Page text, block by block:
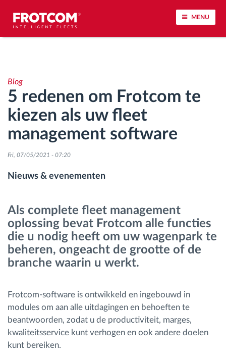
MENU
Rijgedrag analyse
Controle van rijtijden
Personeelsbeheer
Brandstofbeheer
Routeplanning en -monitoring
Ontdek alle functies
Blog
5 redenen om Frotcom te
kiezen als uw fleet
management software
Fri, 07/05/2021 - 07:20
Nieuws & evenementen
Als complete fleet management
oplossing bevat Frotcom alle functies
die u nodig heeft om uw wagenpark te
beheren, ongeacht de grootte of de
branche waarin u werkt.
Frotcom-software is ontwikkeld en ingebouwd in
modules om aan alle uitdagingen en behoeften te
beantwoorden, zodat u de productiviteit, marges,
kwaliteitsservice kunt verhogen en ook andere doelen
kunt bereiken.